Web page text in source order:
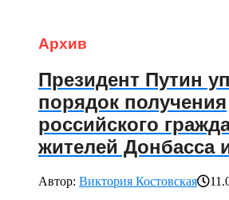
Архив
Президент Путин
порядок получения
российского
жителей Донбасса
Автор: Виктория Костовская